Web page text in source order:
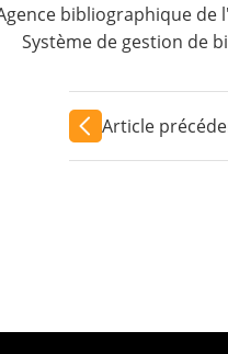
bibliographique de
Système de gestion de
Article